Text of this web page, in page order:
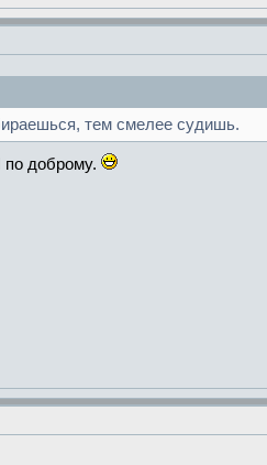
тем смелее судишь.
по доброму.